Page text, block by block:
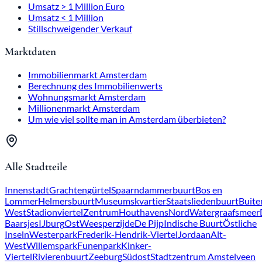
Umsatz > 1 Million Euro
Umsatz < 1 Million
Stillschweigender Verkauf
Marktdaten
Immobilienmarkt Amsterdam
Berechnung des Immobilienwerts
Wohnungsmarkt Amsterdam
Millionenmarkt Amsterdam
Um wie viel sollte man in Amsterdam überbieten?
Alle Stadtteile
InnenstadtGrachtengürtelSpaarndammerbuurtBos en
LommerHelmersbuurtMuseumskvartierStaatsliedenbuurt
WestStadionviertelZentrumHouthavensNordWatergraafsmeer
BaarsjesIJburgOstWeesperzijdeDe PijpIndische BuurtÖstliche
InselnWesterparkFrederik-Hendrik-ViertelJordaanAlt-
WestWillemsparkFunenparkKinker-
ViertelRivierenbuurtZeeburgSüdostStadtzentrum Amstelveen